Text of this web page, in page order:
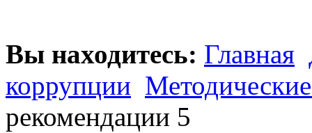
Вы находитесь: Главная
коррупции
рекомендации 5